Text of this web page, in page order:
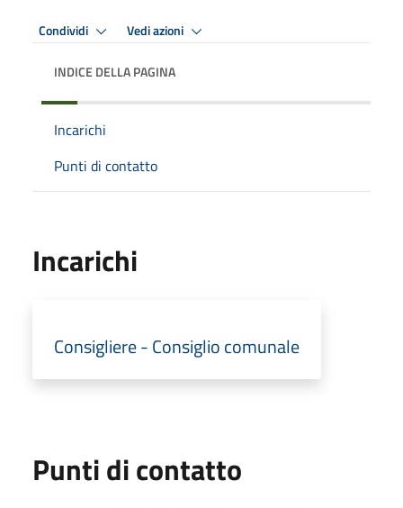
Condividi Vedi azioni
INDICE DELLA PAGINA
Incarichi
Punti di contatto
Incarichi
Consigliere - Consiglio comunale
Punti di contatto